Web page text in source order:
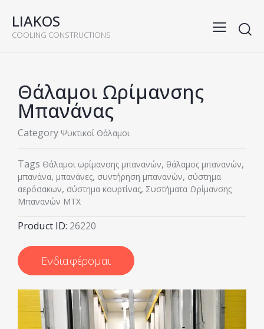
LIAKOS
COOLING CONSTRUCTIONS
Θάλαμοι Ωρίμανσης
Μπανάνας
Category Ψυκτικοί Θάλαμοι
Tags Θάλαμοι ωρίμανσης μπανανών, θάλαμος μπανανών,
μπανάνα, μπανάνες, συντήρηση μπανανών, σύστημα
αερόσακων, σύστημα κουρτίνας, Συστήματα Ωρίμανσης
Μπανανών ΜΤΧ
Product ID: 26220
Ενδιαφέρομαι